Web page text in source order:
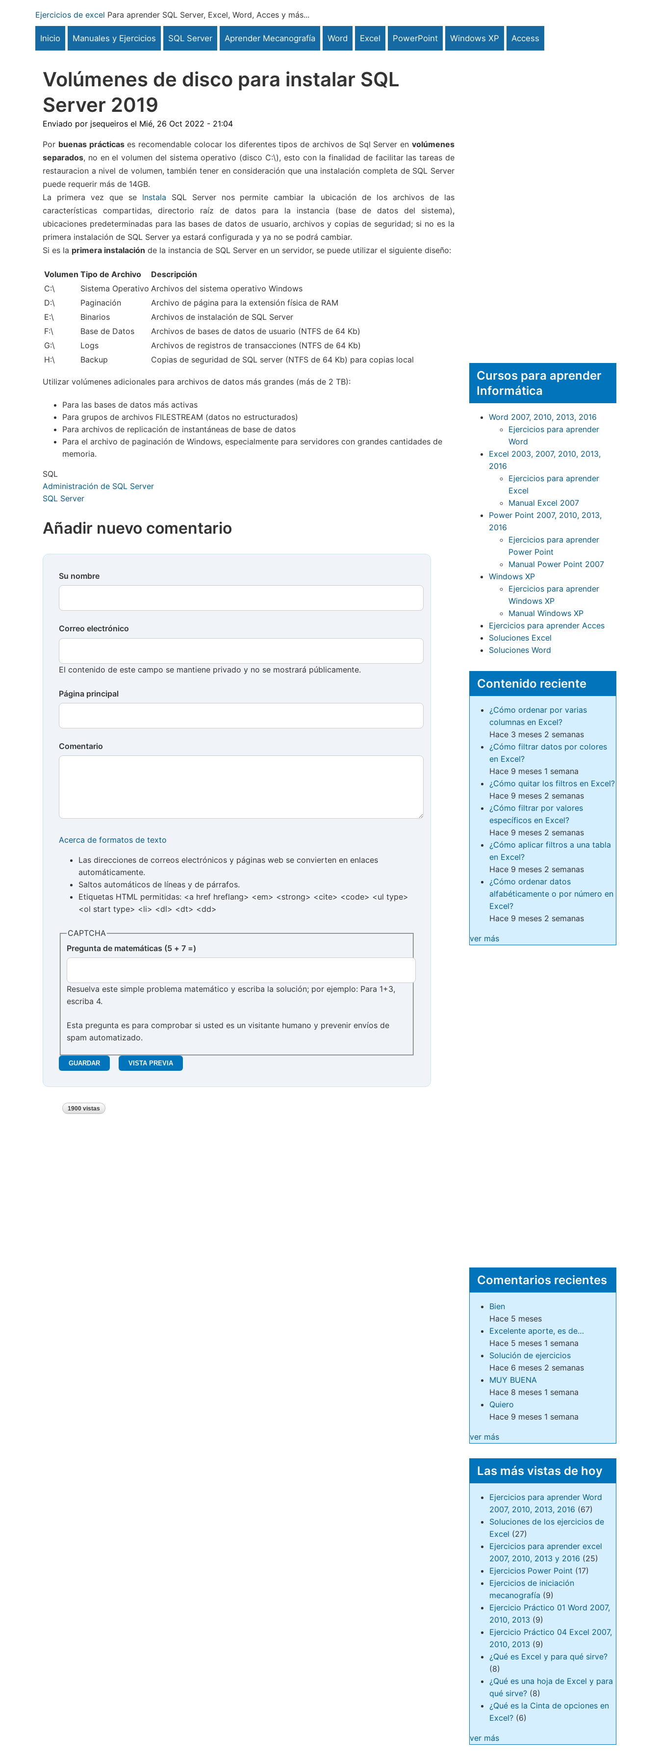
contenido
Ejercicios de excel Para aprender SQL Server, Excel, Word, Acces y más...
Inicio Manuales y Ejercicios SQL Server Aprender Mecanografía Word Excel PowerPoint Windows XP Access
Volúmenes de disco para instalar SQL
Server 2019
Enviado por jsequeiros el Mié, 26 Oct 2022 - 21:04
Por buenas prácticases recomendable colocar los diferentes tipos de archivos de Sql Server envolúmenes
separados, no en el volumen del sistema operativo (disco C:\), esto con la finalidad de facilitar las tareas de
restauracion a nivel de volumen, también tener en consideración que una instalación completa de SQL Server
puede requerir más de 14GB.
La primera vez que se Instala SQL Server nos permite cambiar la ubicación de los archivos de las
características compartidas, directorio raíz de datos para la instancia (base de datos del sistema),
ubicaciones predeterminadas para las bases de datos de usuario, archivos y copias de seguridad; si no es la
primera instalación de SQL Server ya estará configurada y ya no se podrá cambiar.
Si es la primera instalación de la instancia de SQL Server en un servidor, se puede utilizar el siguiente diseño:
Volumen Tipo de Archivo
Descripción
C:\
Sistema Operativo Archivos del sistema operativo Windows
D:\
Paginación
Archivo de página para la extensión física de RAM
E:\
Binarios
Archivos de instalación de SQL Server
F:\
Base de Datos
Archivos de bases de datos de usuario (NTFS de 64 Kb)
G:\
Logs
Archivos de registros de transacciones (NTFS de 64 Kb)
H:\
Backup Copias de seguridad de SQL server (NTFS de 64 Kb) para copias local
Utilizar volúmenes adicionales para archivos de datos más grandes (más de 2 TB):
Para las bases de datos más activas
Para grupos de archivos FILESTREAM (datos no estructurados)
Para archivos de replicación de instantáneas de base de datos
Para el archivo de paginación de Windows, especialmente para servidores con grandes cantidades de
memoria.
SQL
Administración de SQL Server
SQL Server
Añadir nuevo comentario
Su nombre
Correo electrónico
El contenido de este campo se mantiene privado y no se mostrará públicamente.
Página principal
Comentario
Acerca de formatos de texto
Las direcciones de correos electrónicos y páginas web se convierten en enlaces
automáticamente.
Saltos automáticos de líneas y de párrafos.
Etiquetas HTML permitidas: <a href hreflang> <em> <strong> <cite> <code> <ul type>
<ol start type> <li> <dl> <dt> <dd>
CAPTCHA
Pregunta de matemáticas (5 + 7 =)
Resuelva este simple problema matemático y escriba la solución; por ejemplo: Para 1+3,
escriba 4.
Esta pregunta es para comprobar si usted es un visitante humano y prevenir envíos de
spam automatizado.
1900 vistas
Cursos para aprender
Informática
Word 2007, 2010, 2013, 2016
Ejercicios para aprender
Word
Excel 2003, 2007, 2010, 2013,
2016
Ejercicios para aprender
Excel
Manual Excel 2007
Power Point 2007, 2010, 2013,
2016
Ejercicios para aprender
Power Point
Manual Power Point 2007
Windows XP
Ejercicios para aprender
Windows XP
Manual Windows XP
Ejercicios para aprender Acces
Soluciones Excel
Soluciones Word
Contenido reciente
¿Cómo ordenar por varias
columnas en Excel?
Hace 3 meses 2 semanas
¿Cómo filtrar datos por colores
en Excel?
Hace 9 meses 1 semana
¿Cómo quitar los filtros en Excel?
Hace 9 meses 2 semanas
¿Cómo filtrar por valores
específicos en Excel?
Hace 9 meses 2 semanas
¿Cómo aplicar filtros a una tabla
en Excel?
Hace 9 meses 2 semanas
¿Cómo ordenar datos
alfabéticamente o por número en
Excel?
Hace 9 meses 2 semanas
ver más
Comentarios recientes
Bien
Hace 5 meses
Excelente aporte, es de…
Hace 5 meses 1 semana
Solución de ejercicios
Hace 6 meses 2 semanas
MUY BUENA
Hace 8 meses 1 semana
Quiero
Hace 9 meses 1 semana
ver más
Las más vistas de hoy
Ejercicios para aprender Word
2007, 2010, 2013, 2016 (67)
Soluciones de los ejercicios de
Excel (27)
Ejercicios para aprender excel
2007, 2010, 2013 y 2016 (25)
Ejercicios Power Point (17)
Ejercicios de iniciación
mecanografía (9)
Ejercicio Práctico 01 Word 2007,
2010, 2013 (9)
Ejercicio Práctico 04 Excel 2007,
2010, 2013 (9)
¿Qué es Excel y para qué sirve?
(8)
¿Qué es una hoja de Excel y para
qué sirve? (8)
¿Qué es la Cinta de opciones en
Excel? (6)
ver más